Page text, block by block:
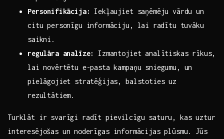
Personifikācija:
Iekļaujiet saņēmēju vārdu un
citu personīgu informāciju, lai⁤ radītu tuvāku
saikni.
regulāra analīze:
Izmantojiet analītiskas rīkus,
lai novērtētu e-pasta kampaņu sniegumu, un
pielāgojiet stratēģijas, balstoties uz
rezultātiem.
Turklāt ir svarīgi radīt pievilcīgu saturu, kas⁢ uztur
interesējošas un⁢ noderīgas informācijas plūsmu. Jūs